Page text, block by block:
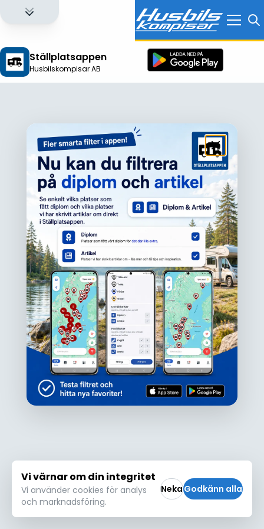
Ställplatsappen
Husbilskompisar AB
Ojdå!
Den här platsen hittades inte eller kunde
inte läsas in korrekt. Vänligen försök igen
Försök igen
Logga in för att få full tillgång till alla funktioner!
Vi värnar om din integritet
Vi använder cookies för analys
och marknadsföring.
NekaGodkänn alla